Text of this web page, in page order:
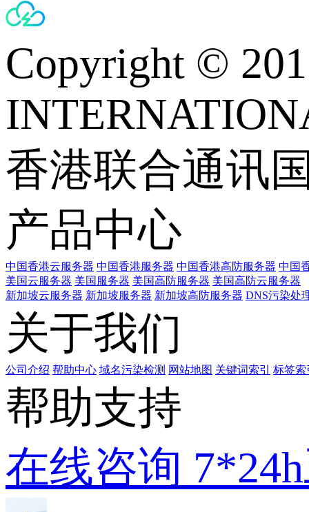
Copyright ©
香港联合通讯
产品中心
中国香港云服务器 中国香港服务器 中国香港高防服务器 中国
美国云服务器 美国服务器 美国高防服务器 美国高防云服务器
新加坡云服务器 新加坡服务器 新加坡高防服务器 DNS污染处
关于我们
公司介绍 帮助中心 域名污染检测 网站地图 关键词索引 标签索
帮助支持
在线咨询